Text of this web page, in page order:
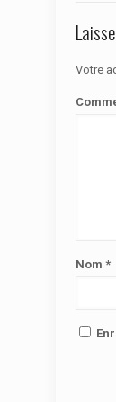
Votre
Nom *